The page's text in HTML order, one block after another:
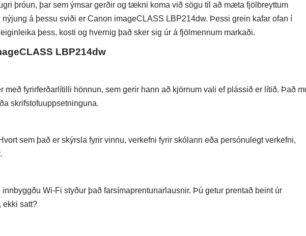
þróun, þar sem ýmsar gerðir og tækni koma við sögu til að mæta fjölbreyttum
á þessu sviði er Canon imageCLASS LBP214dw. Þessi grein kafar ofan í
þess, kosti og hvernig það sker sig úr á fjölmennum markaði.
LBP214dw
með fyrirferðarlítilli hönnun, sem gerir hann að kjörnum vali ef plássið er lítið. Það
skrifstofuuppsetninguna.
sem það er skýrsla fyrir vinnu, verkefni fyrir skólann eða persónulegt verkefni,
Wi-Fi styður það farsímaprentunarlausnir. Þú getur prentað beint úr
ekki satt?